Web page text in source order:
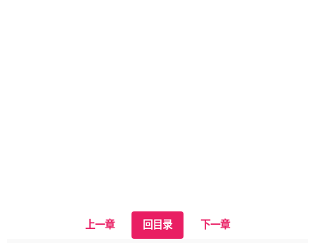
上一章 回目录 下一章